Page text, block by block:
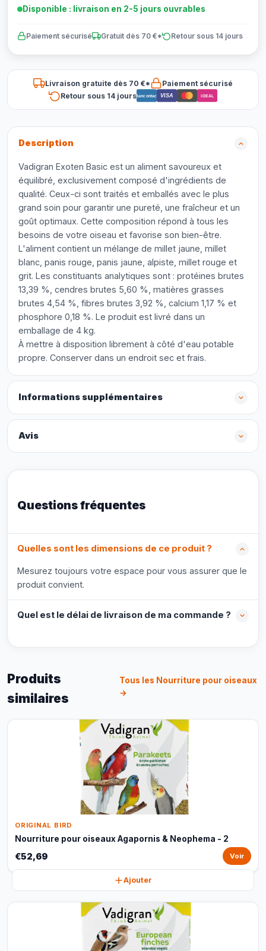
Disponible : livraison en 2-5 jours ouvrables
Paiement sécurisé Gratuit dès 70 €* Retour sous 14 jours
Livraison gratuite dès 70 €*
Paiement sécurisé
Retour sous 14 joursBancontact VISA iDEAL
Description
Vadigran Exoten Basic est un aliment savoureux et
équilibré, exclusivement composé d'ingrédients de
qualité. Ceux-ci sont traités et emballés avec le plus
grand soin pour garantir une pureté, une fraîcheur et un
goût optimaux. Cette composition répond à tous les
besoins de votre oiseau et favorise son bien-être.
L'aliment contient un mélange de millet jaune, millet
blanc, panis rouge, panis jaune, alpiste, millet rouge et
grit. Les constituants analytiques sont : protéines brutes
13,39 %, cendres brutes 5,60 %, matières grasses
brutes 4,54 %, fibres brutes 3,92 %, calcium 1,17 % et
phosphore 0,18 %. Le produit est livré dans un
emballage de 4 kg.
À mettre à disposition librement à côté d'eau potable
propre. Conserver dans un endroit sec et frais.
Informations supplémentaires
Avis
Questions fréquentes
Quelles sont les dimensions de ce produit ?
Mesurez toujours votre espace pour vous assurer que le
produit convient.
Quel est le délai de livraison de ma commande ?
Produits
similaires
Tous les Nourriture pour oiseaux
→
ORIGINAL BIRD
Nourriture pour oiseaux Agapornis & Neophema - 2
€52,69 Voir
Ajouter